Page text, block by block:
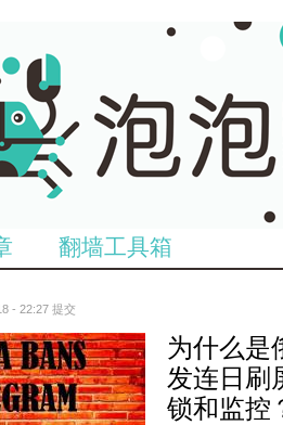
翻墙工具箱
- 22:27 提交
为什么是
发连日刷
锁和监控